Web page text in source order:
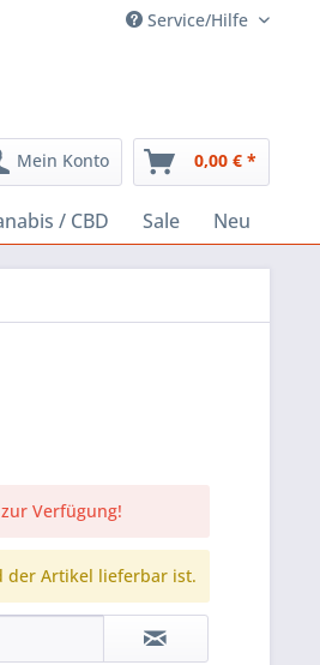
Service/Hilfe
Mein Konto 0,00 € *
/ CBD Sale Neu
Verfügung!
der Artikel lieferbar ist.